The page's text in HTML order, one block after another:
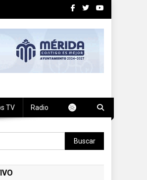
TV Radio
Buscar: